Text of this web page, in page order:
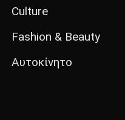
Culture
Fashion & Beauty
Αυτοκίνητο